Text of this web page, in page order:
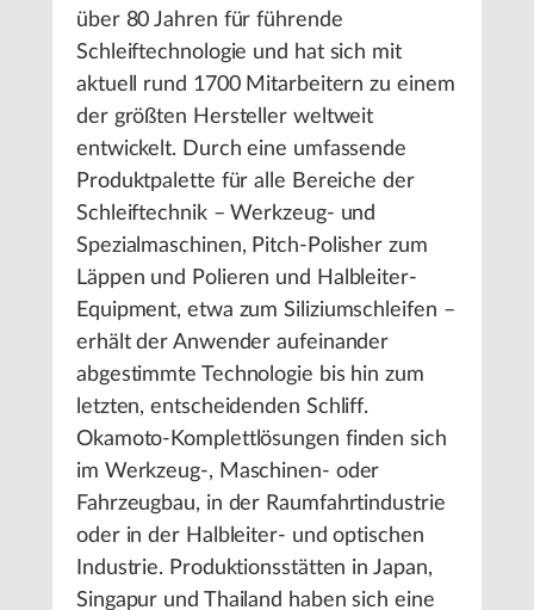
über 80 Jahren für führende
Schleiftechnologie und hat sich mit
aktuell rund 1700 Mitarbeitern zu einem
der größten Hersteller weltweit
entwickelt. Durch eine umfassende
Produktpalette für alle Bereiche der
Schleiftechnik – Werkzeug- und
Spezialmaschinen, Pitch-Polisher zum
Läppen und Polieren und Halbleiter-
Equipment, etwa zum Siliziumschleifen –
erhält der Anwender aufeinander
abgestimmte Technologie bis hin zum
letzten, entscheidenden Schliff.
Okamoto-Komplettlösungen finden sich
im Werkzeug-, Maschinen- oder
Fahrzeugbau, in der Raumfahrtindustrie
oder in der Halbleiter- und optischen
Industrie. Produktionsstätten in Japan,
Singapur und Thailand haben sich eine